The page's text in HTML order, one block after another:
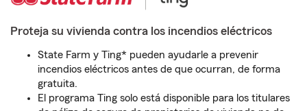
Proteja su vivienda contra los incendios eléctricos
State Farm y Ting* pueden ayudarle a prevenir
incendios eléctricos antes de que ocurran, de forma
gratuita.
El programa Ting solo está disponible para los titulares